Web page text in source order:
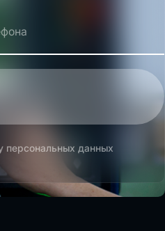
персональных данных